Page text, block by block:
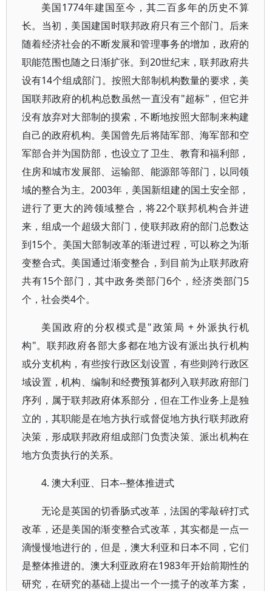
美国1774年建国至今，其二百多年的历史不算
长。当初，美国建国时联邦政府只有三个部门。后来
随着经济社会的不断发展和管理事务的增加，政府的
职能范围也随之日渐扩张。到20世纪末，联邦政府共
设有14个组成部门。按照大部制机构数量的要求，美
国联邦政府的机构总数虽然一直没有"超标"，但它并
没有放弃对大部制的摸索，不断地按照大部制来构建
自己的政府机构。美国曾先后将陆军部、海军部和空
军部合并为国防部，也设立了卫生、教育和福利部，
住房和城市发展部、运输部、能源部等部门，以同领
域的整合为主。2003年，美国新组建的国土安全部，
进行了更大的跨领域整合，将22个联邦机构合并进
来，组成一个超级大部门，使联邦政府的部门总数达
到15个。美国大部制改革的渐进过程，可以称之为渐
变整合式。美国通过渐变整合，到目前为止联邦政府
共有15个部门，其中政务类部门6个，经济类部门5
个，社会类4个。
美国政府的分权模式是"政策局 + 外派执行机
构"。联邦政府各部大多都在地方设有派出执行机构
或分支机构，有些按行政区划设置，有些则跨行政区
域设置，机构、编制和经费预算都列入联邦政府部门
序列，属于联邦政府体系部分，但在工作业务上是独
立的，其职能是在地方执行或督促地方执行联邦政府
决策，形成联邦政府组成部门负责决策、派出机构在
地方负责执行的关系。
4. 澳大利亚、日本--整体推进式
无论是英国的切香肠式改革，法国的零敲碎打式
改革，还是美国的渐变整合式改革，其实都是一点一
滴慢慢地进行的，但是，澳大利亚和日本不同，它们
是整体推进的。澳大利亚政府在1983年开始前期性的
研究，在研究的基础上提出一个一揽子的改革方案，